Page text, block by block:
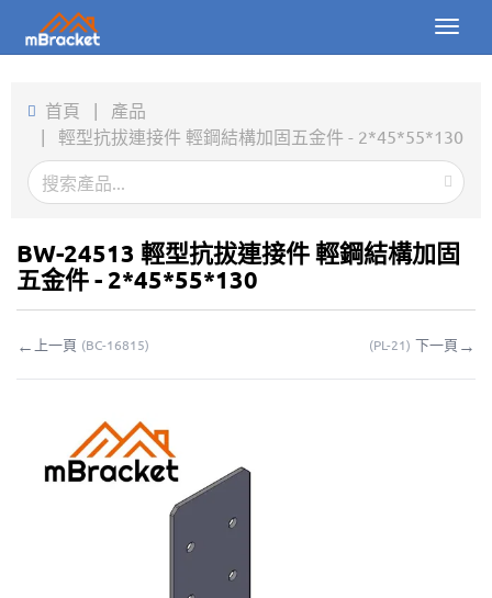
Toggle
產品
新聞
圖片
聯繫我們
線上詢價
首頁 | 產品
| 輕型抗拔連接件 輕鋼結構加固五金件 - 2*45*55*130
BW-24513 輕型抗拔連接件 輕鋼結構加固
五金件 - 2*45*55*130
← 上一頁 (BC-16815) (PL-21) 下一頁 →